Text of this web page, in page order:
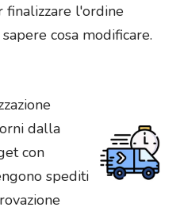
finalizzare l'ordine
cosa modificare.
dalla
con
spediti